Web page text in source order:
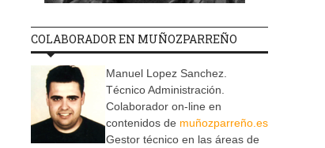
COLABORADOR EN MUÑOZPARREÑO
Manuel Lopez Sanchez.
Técnico Administración.
Colaborador on-line en
contenidos de muñozparreño.es
Gestor técnico en las áreas de